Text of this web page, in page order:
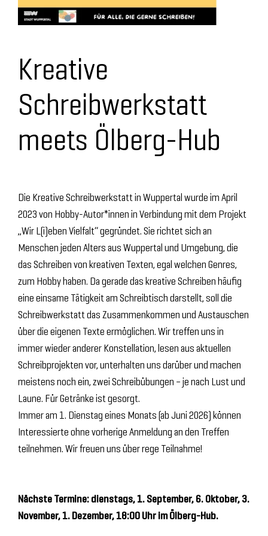
Kreative
Schreibwerkstatt
meets Ölberg-Hub
Die Kreative Schreibwerkstatt in Wuppertal wurde im April
2023 von Hobby-Autor*innen in Verbindung mit dem Projekt
„Wir L(i)eben Vielfalt“ gegründet. Sie richtet sich an
Menschen jeden Alters aus Wuppertal und Umgebung, die
das Schreiben von kreativen Texten, egal welchen Genres,
zum Hobby haben. Da gerade das kreative Schreiben häufig
eine einsame Tätigkeit am Schreibtisch darstellt, soll die
Schreibwerkstatt das Zusammenkommen und Austauschen
über die eigenen Texte ermöglichen. Wir treffen uns in
immer wieder anderer Konstellation, lesen aus aktuellen
Schreibprojekten vor, unterhalten uns darüber und machen
meistens noch ein, zwei Schreibübungen – je nach Lust und
Laune. Für Getränke ist gesorgt.
Immer am 1. Dienstag eines Monats (ab Juni 2026) können
Interessierte ohne vorherige Anmeldung an den Treffen
teilnehmen. Wir freuen uns über rege Teilnahme!
Nächste Termine: dienstags, 1. September, 6. Oktober, 3.
November, 1. Dezember, 18:00 Uhr im Ölberg-Hub.